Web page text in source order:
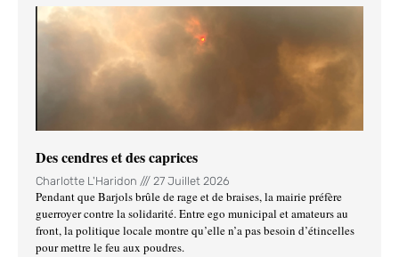
Des cendres et des caprices
Charlotte L'Haridon 27 Juillet 2026
Pendant que Barjols brûle de rage et de braises, la mairie préfère
guerroyer contre la solidarité. Entre ego municipal et amateurs au
front, la politique locale montre qu’elle n’a pas besoin d’étincelles
pour mettre le feu aux poudres.